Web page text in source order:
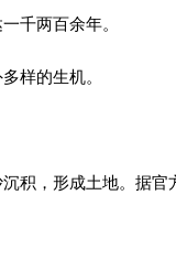
千两百余年。
样的生机。
积，形成土地。据